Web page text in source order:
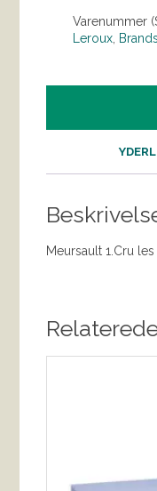
Varenummer
Leroux Brands
Meursault 1.Cru